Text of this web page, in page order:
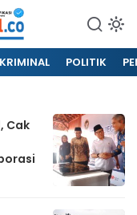
POLITIK
Cak